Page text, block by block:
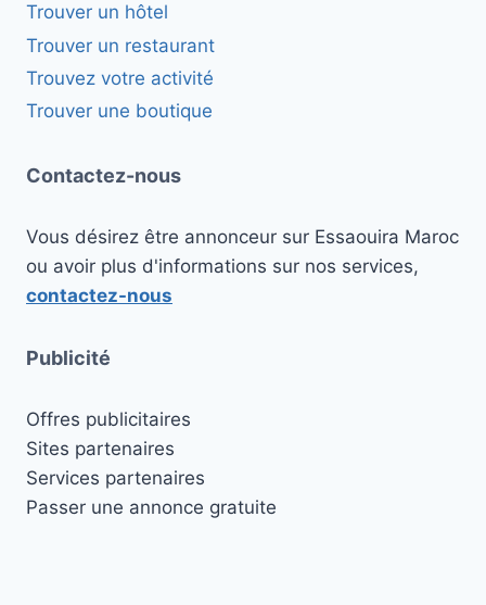
Trouver un hôtel
Trouver un restaurant
Trouvez votre activité
Trouver une boutique
Contactez-nous
Vous désirez être annonceur sur Essaouira Maroc
ou avoir plus d'informations sur nos services,
contactez-nous
Publicité
Offres publicitaires
Sites partenaires
Services partenaires
Passer une annonce gratuite